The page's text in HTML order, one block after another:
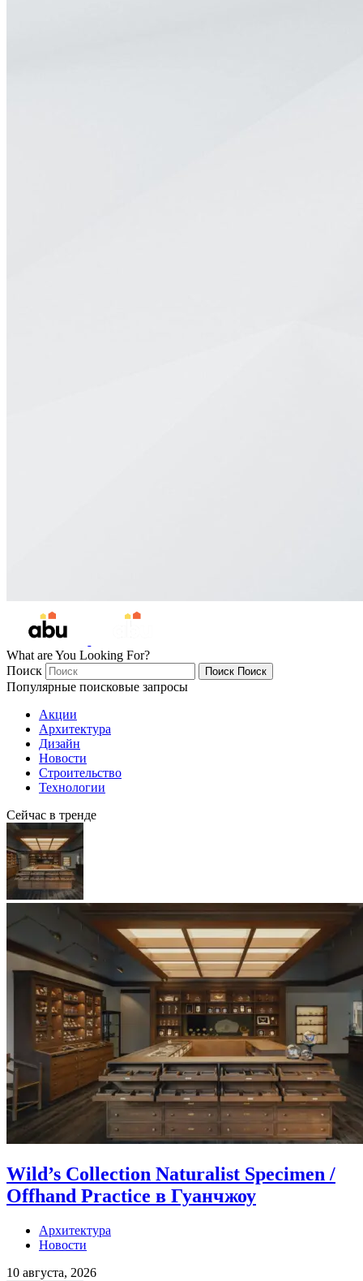
What are You Looking For?
Поиск
Поиск Поиск
Популярные поисковые запросы
Акции
Архитектура
Дизайн
Новости
Строительство
Технологии
Сейчас в тренде
Wild’s Collection Naturalist Specimen /
Offhand Practice в Гуанчжоу
Архитектура
Новости
10 августа, 2026